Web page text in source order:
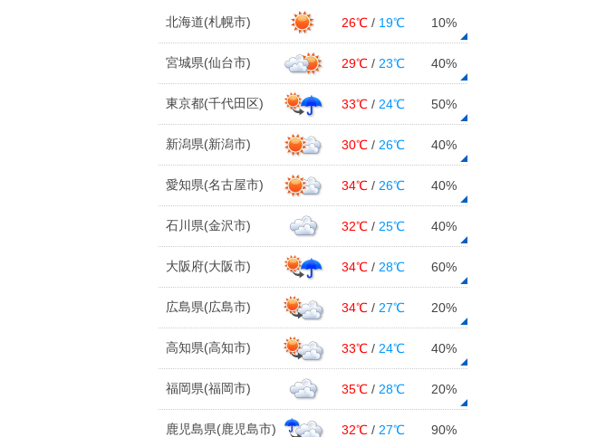
北海道(札幌市) 26℃ / 19℃ 10%
宮城県(仙台市) 29℃ / 23℃ 40%
東京都(千代田区) 33℃ / 24℃ 50%
新潟県(新潟市) 30℃ / 26℃ 40%
愛知県(名古屋市) 34℃ / 26℃ 40%
石川県(金沢市) 32℃ / 25℃ 40%
大阪府(大阪市) 34℃ / 28℃ 60%
広島県(広島市) 34℃ / 27℃ 20%
高知県(高知市) 33℃ / 24℃ 40%
福岡県(福岡市) 35℃ / 28℃ 20%
鹿児島県(鹿児島市) 32℃ / 27℃ 90%